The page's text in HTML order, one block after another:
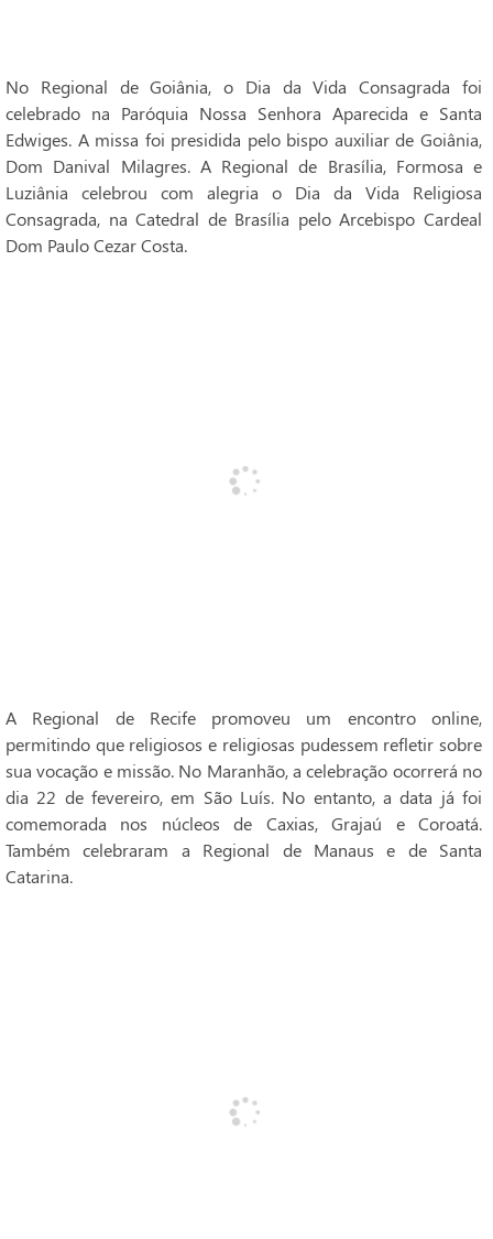
No Regional de Goiânia, o Dia da Vida Consagrada foi
celebrado na Paróquia Nossa Senhora Aparecida e Santa
Edwiges. A missa foi presidida pelo bispo auxiliar de Goiânia,
Dom Danival Milagres. A Regional de Brasília, Formosa e
Luziânia celebrou com alegria o Dia da Vida Religiosa
Consagrada, na Catedral de Brasília pelo Arcebispo Cardeal
Dom Paulo Cezar Costa.
A Regional de Recife promoveu um encontro online,
permitindo que religiosos e religiosas pudessem refletir sobre
sua vocação e missão. No Maranhão, a celebração ocorrerá no
dia 22 de fevereiro, em São Luís. No entanto, a data já foi
comemorada nos núcleos de Caxias, Grajaú e Coroatá.
Também celebraram a Regional de Manaus e de Santa
Catarina.